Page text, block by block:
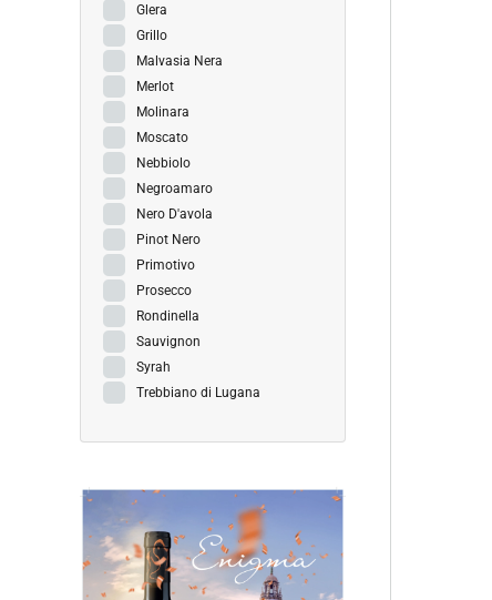
Glera
Grillo
Malvasia Nera
Merlot
Molinara
Moscato
Nebbiolo
Negroamaro
Nero D'avola
Pinot Nero
Primotivo
Prosecco
Rondinella
Sauvignon
Syrah
Trebbiano di Lugana